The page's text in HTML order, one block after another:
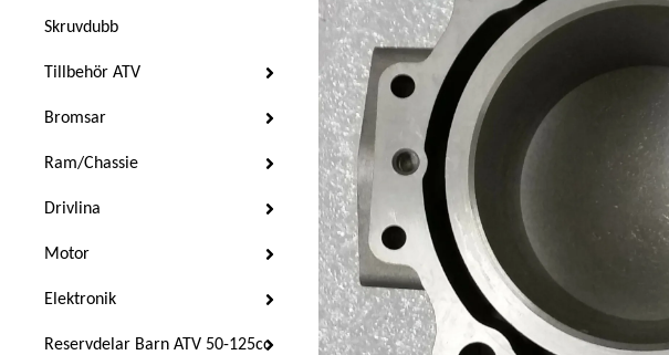
Skruvdubb
Tillbehör ATV
Bromsar
Ram/Chassie
Drivlina
Motor
Elektronik
Reservdelar Barn ATV 50-125cc